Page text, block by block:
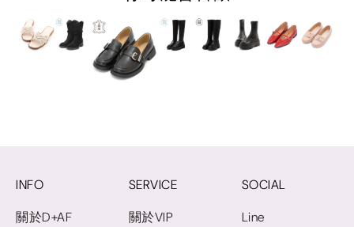
INFO
關於D+AF
SERVICE
關於VIP
SOCIAL
Line